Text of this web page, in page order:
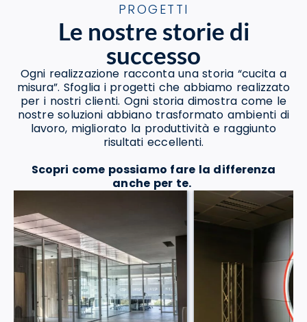
PROGETTI
Le nostre storie di
successo
Ogni realizzazione racconta una storia “cucita a
misura”. Sfoglia i progetti che abbiamo realizzato
per i nostri clienti. Ogni storia dimostra come le
nostre soluzioni abbiano trasformato ambienti di
lavoro, migliorato la produttività e raggiunto
risultati eccellenti.
Scopri come possiamo fare la differenza
anche per te.